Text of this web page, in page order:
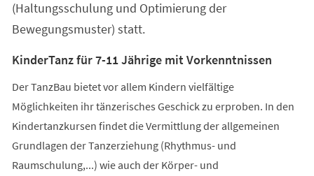
(Haltungsschulung und Optimierung der
Bewegungsmuster) statt.
KinderTanz für 7-11 Jährige mit Vorkenntnissen
Der TanzBau bietet vor allem Kindern vielfältige
Möglichkeiten ihr tänzerisches Geschick zu erproben. In den
Kindertanzkursen findet die Vermittlung der allgemeinen
Grundlagen der Tanzerziehung (Rhythmus- und
Raumschulung,...) wie auch der Körper- und